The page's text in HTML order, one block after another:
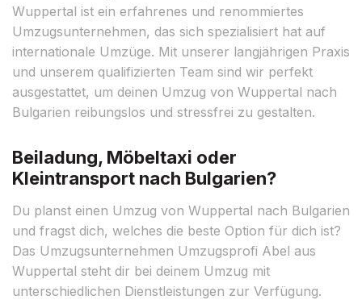
Wuppertal ist ein erfahrenes und renommiertes
Umzugsunternehmen, das sich spezialisiert hat auf
internationale Umzüge. Mit unserer langjährigen Praxis
und unserem qualifizierten Team sind wir perfekt
ausgestattet, um deinen Umzug von Wuppertal nach
Bulgarien reibungslos und stressfrei zu gestalten.
Beiladung, Möbeltaxi oder
Kleintransport nach Bulgarien?
Du planst einen Umzug von Wuppertal nach Bulgarien
und fragst dich, welches die beste Option für dich ist?
Das Umzugsunternehmen Umzugsprofi Abel aus
Wuppertal steht dir bei deinem Umzug mit
unterschiedlichen Dienstleistungen zur Verfügung.